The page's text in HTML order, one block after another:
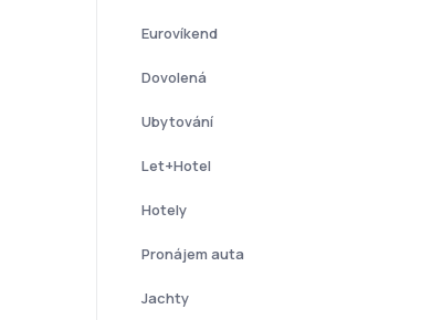
Eurovíkend
Dovolená
Ubytování
Let+Hotel
Hotely
Pronájem auta
Jachty